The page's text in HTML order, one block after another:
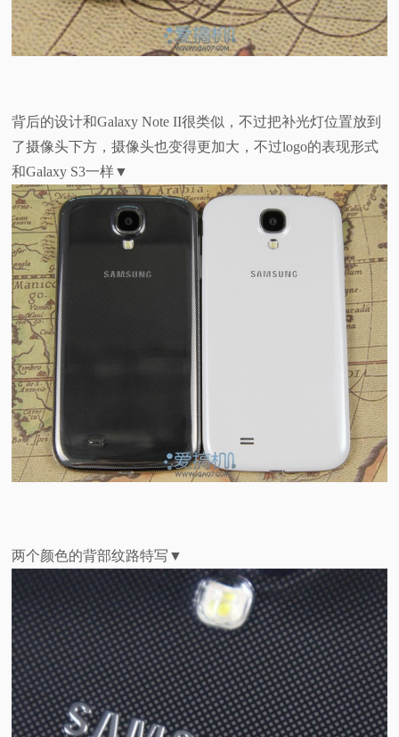
背后的设计和Galaxy Note II很类似，不过把补光灯位置放到
了摄像头下方，摄像头也变得更加大，不过logo的表现形式
和Galaxy S3一样▼
两个颜色的背部纹路特写▼